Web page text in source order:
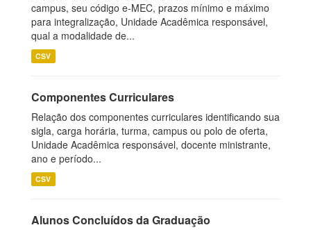
campus, seu código e-MEC, prazos mínimo e máximo
para integralização, Unidade Acadêmica responsável,
qual a modalidade de...
CSV
Componentes Curriculares
Relação dos componentes curriculares identificando sua
sigla, carga horária, turma, campus ou polo de oferta,
Unidade Acadêmica responsável, docente ministrante,
ano e período...
CSV
Alunos Concluídos da Graduação